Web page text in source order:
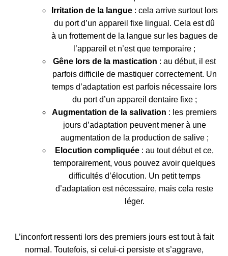
Irritation de la langue: cela arrive surtout lors
du port d’un appareil fixe lingual. Cela est dû
à un frottement de la langue sur les bagues de
l’appareil et n’est que temporaire ;
Gêne lors de la mastication : au début, il est
parfois difficile de mastiquer correctement. Un
temps d’adaptation est parfois nécessaire lors
du port d’un appareil dentaire fixe ;
Augmentation de la salivation : les premiers
jours d’adaptation peuvent mener à une
augmentation de la production de salive ;
Elocution compliquée : au tout début et ce,
temporairement, vous pouvez avoir quelques
difficultés d’élocution. Un petit temps
d’adaptation est nécessaire, mais cela reste
léger.
L’inconfort ressenti lors des premiers jours est tout à fait
normal. Toutefois, si celui-ci persiste et s’aggrave,